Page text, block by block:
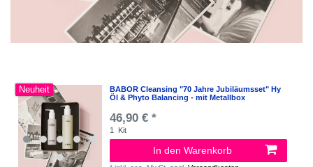
Neuheit
BABOR Cleansing "70 Jahre Jubiläumsset" Hy
Öl & Phyto Balancing - mit Metallbox
46,90 € *
1 Kit
In den Warenkorb